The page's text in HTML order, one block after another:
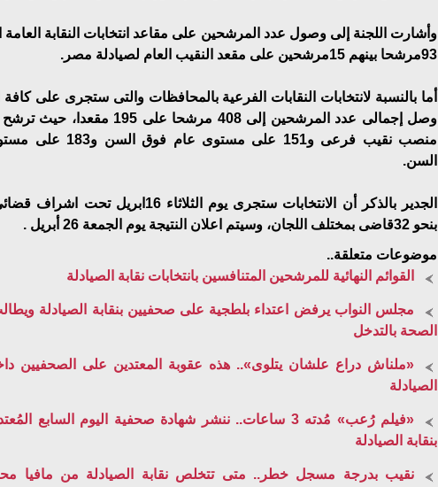
93مرشحا بينهم 15مرشحين على مقعد النقيب العام لصيادلة مصر.
أما بالنسبة لانتخابات النقابات الفرعية بالمحافظات والتى ستجرى على كافة
منصب نقيب فرعى و151 على مستوى
السن.
الجدير بالذكر أن الانتخابات ستجرى يوم الثلاثاء 16ابريل
بنحو 32قاضى بمختلف اللجان، وسيتم اعلان النتيجة يوم الجمعة 26 أبريل .
موضوعات متعلقة..
القوائم النهائية للمرشحين المتنافسين بانتخابات نقابة الصيادلة
مجلس النواب يرفض اعتداء بلطجية على صحفيين بنقابة الصيادلة
الصحة بالتدخل
«ملناش دراع علشان يتلوى».. هذه عقوبة المعتدين على الصحفيين
الصيادلة
«فيلم رُعب» مُدته 3 ساعات.. ننشر شهادة صحفية اليوم السابع
بنقابة الصيادلة
نقيب بدرجة مسجل خطر.. متى تتخلص نقابة الصيادلة من مافيا